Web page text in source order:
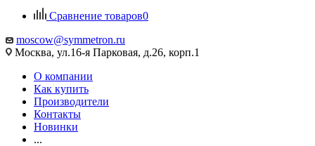
Сравнение товаров0
moscow@symmetron.ru
Москва, ул.16-я Парковая, д.26, корп.1
О компании
Как купить
Производители
Контакты
Новинки
...